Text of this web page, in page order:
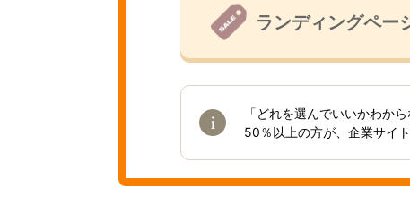
ランディングペー
「どれを選んでいいかわか
50％以上の方が、企業サイ